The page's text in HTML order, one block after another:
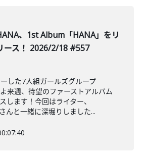
、1st Album「HANA」をリ
ース！ 2026/2/18 #557
した7人組ガールズグループ
来週、待望のファーストアルバム
します！今回はライター、
んと一緒に深堀りしました...